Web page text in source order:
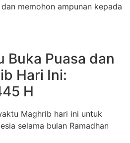
memohon ampunan kepada
Buka Puasa dan
Hari Ini:
H
Maghrib hari ini untuk
selama bulan Ramadhan